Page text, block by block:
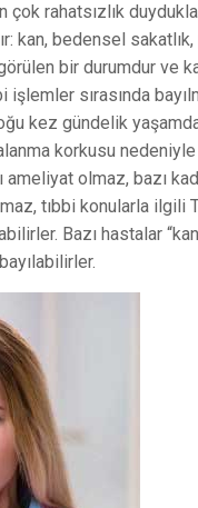
rahatsızlık
kan, bedensel sakatlık,
bir durumdur ve
işlemler sırasında
kez gündelik
korkusu
olmaz, bazı
tıbbi konularla ilgili
Bazı hastalar